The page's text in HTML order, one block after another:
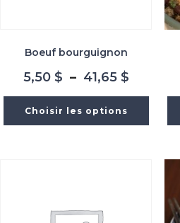
Boeuf bourguignon
5,50 $ – 41,65 $Plage
5,50 $
Choisir les options